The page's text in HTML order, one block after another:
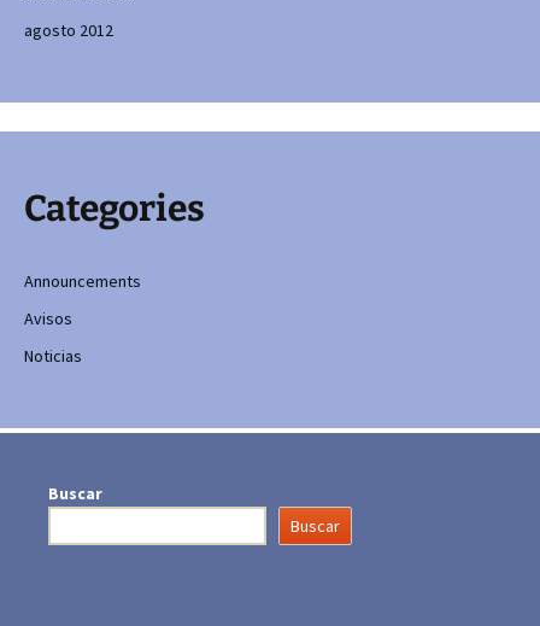
agosto 2012
Categories
Announcements
Avisos
Noticias
Buscar
Buscar